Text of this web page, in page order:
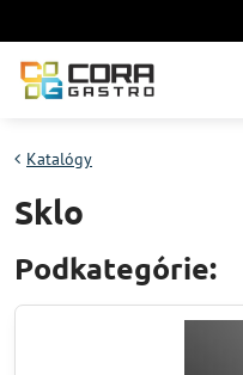
Katalógy
Sklo
Podkategórie: